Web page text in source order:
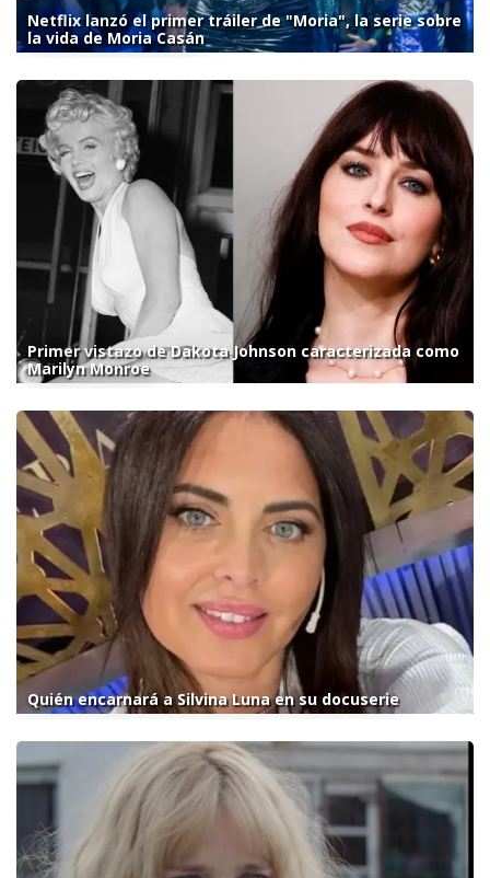
Netflix lanzó el primer tráiler de "Moria", la serie sobre
la vida de Moria Casán
Primer vistazo de Dakota Johnson caracterizada como
Marilyn Monroe
Quién encarnará a Silvina Luna en su docuserie